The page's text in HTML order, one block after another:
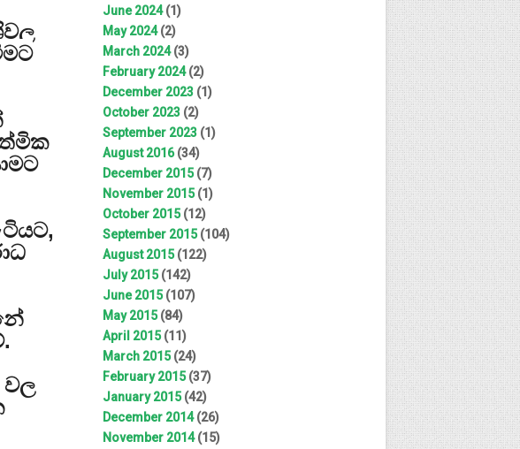
වල
June 2024(1)
May 2024(2)
March 2024(3)
February 2024(2)
December 2023 (1)
October 2023 (2)
September 2023 (1)
August 2016(34)
December 2015(7)
November 2015(1)
October 2015(12)
September 2015(104)
August 2015(122)
July 2015(142)
June 2015(107)
May 2015(84)
April 2015(11)
March 2015(24)
February 2015(37)
January 2015(42)
December 2014(26)
November 2014(15)